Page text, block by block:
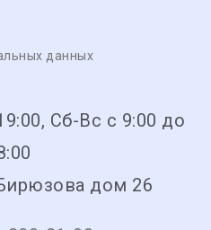
данных
Сб-Вс с 9:00 до
дом 26